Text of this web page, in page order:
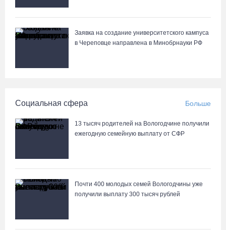
Заявка на создание университетского кампуса
в Череповце направлена в Минобрнауки РФ
Социальная сфера Больше
13 тысяч родителей на Вологодчине получили
ежегодную семейную выплату от СФР
Почти 400 молодых семей Вологодчины уже
получили выплату 300 тысяч рублей